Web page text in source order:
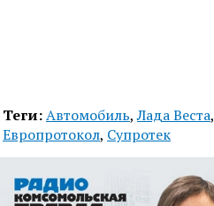
Теги:Автомобиль,Лада Веста,
Европротокол, Супротек